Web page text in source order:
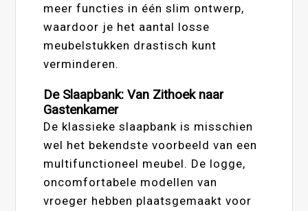
meer functies in één slim ontwerp,
waardoor je het aantal losse
meubelstukken drastisch kunt
verminderen.
De Slaapbank: Van Zithoek naar
Gastenkamer
De klassieke slaapbank is misschien
wel het bekendste voorbeeld van een
multifunctioneel meubel. De logge,
oncomfortabele modellen van
vroeger hebben plaatsgemaakt voor